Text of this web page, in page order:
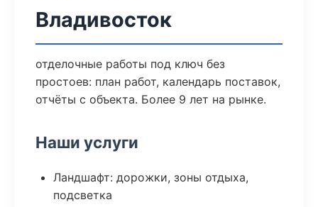
Владивосток
отделочные работы под ключ без
простоев: план работ, календарь поставок,
отчёты с объекта. Более 9 лет на рынке.
Наши услуги
Ландшафт: дорожки, зоны отдыха,
подсветка